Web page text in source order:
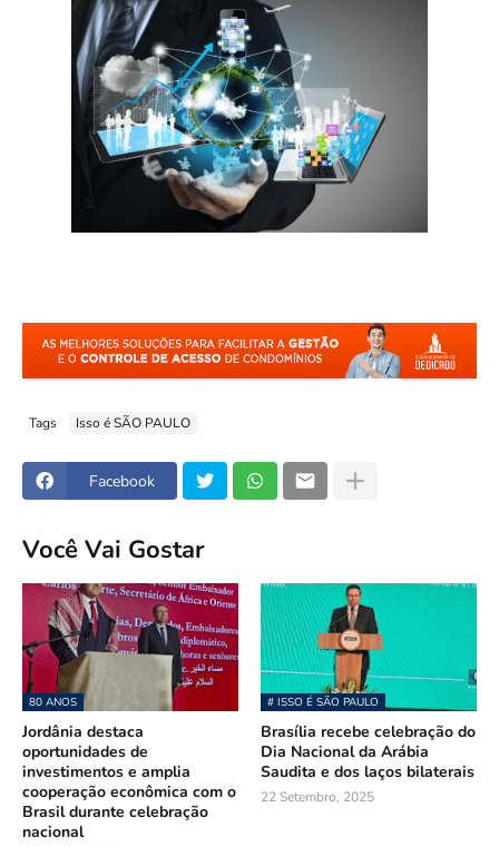
Tags Isso é SÃO PAULO
Facebook
Você Vai Gostar
80 ANOS
Jordânia destaca
oportunidades de
investimentos e amplia
cooperação econômica com o
Brasil durante celebração
nacional
# ISSO É SÃO PAULO
Brasília recebe celebração do
Dia Nacional da Arábia
Saudita e dos laços bilaterais
22 Setembro, 2025